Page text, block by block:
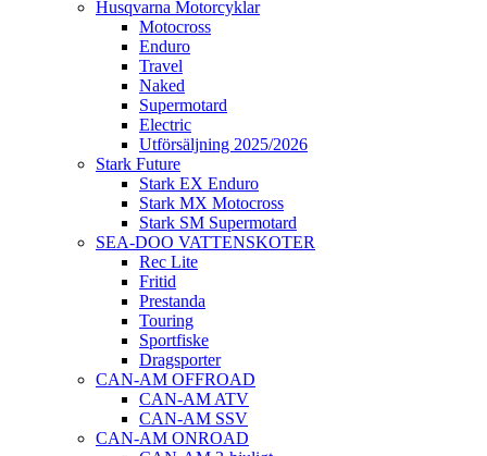
Husqvarna Motorcyklar
Motocross
Enduro
Travel
Naked
Supermotard
Electric
Utförsäljning 2025/2026
Stark Future
Stark EX Enduro
Stark MX Motocross
Stark SM Supermotard
SEA-DOO VATTENSKOTER
Rec Lite
Fritid
Prestanda
Touring
Sportfiske
Dragsporter
CAN-AM OFFROAD
CAN-AM ATV
CAN-AM SSV
CAN-AM ONROAD